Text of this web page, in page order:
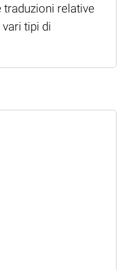
relative
tipi di